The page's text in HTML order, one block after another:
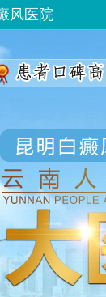
风医院